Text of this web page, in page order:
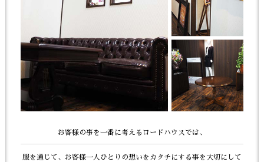
お客様の事を一番に考えるロードハウスでは、
服を通じて、お客様一人ひとりの想いをカタチにする事を大切にして